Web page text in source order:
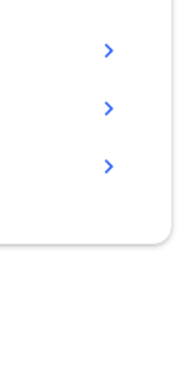
chevron_right
chevron_right
chevron_right